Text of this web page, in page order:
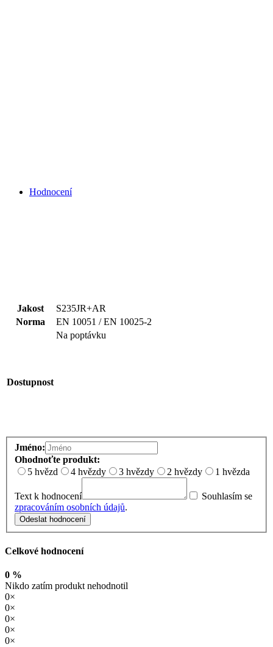
Hodnocení
Jakost
S235JR+AR
Norma
EN 10051 / EN 10025-2
Dostupnost
Na poptávku
Jméno:
Ohodnoťte produkt:
5 hvězd
4 hvězdy 3 hvězdy 2 hvězdy 1 hvězda
Text k hodnocení
Souhlasím se
zpracováním osobních údajů.
Odeslat hodnocení
Celkové hodnocení
0 %
Nikdo zatím produkt nehodnotil
0×
0×
0×
0×
0×